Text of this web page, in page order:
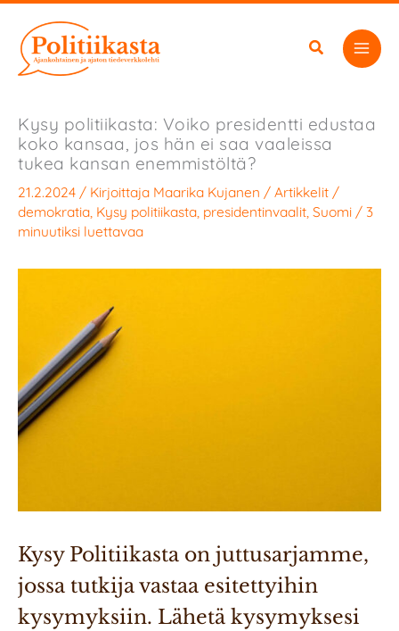
sisältöön
Kysy politiikasta: Voiko presidentti edustaa
koko kansaa, jos hän ei saa vaaleissa
tukea kansan enemmistöltä?
21.2.2024 / Kirjoittaja Maarika Kujanen / Artikkelit /
demokratia Kysy politiikasta presidentinvaalit Suomi / 3
minuutiksi luettavaa
Kysy Politiikasta on juttusarjamme,
jossa tutkija vastaa esitettyihin
kysymyksiin. Lähetä kysymyksesi